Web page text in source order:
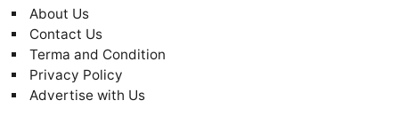
About Us
Contact Us
Terma and Condition
Privacy Policy
Advertise with Us